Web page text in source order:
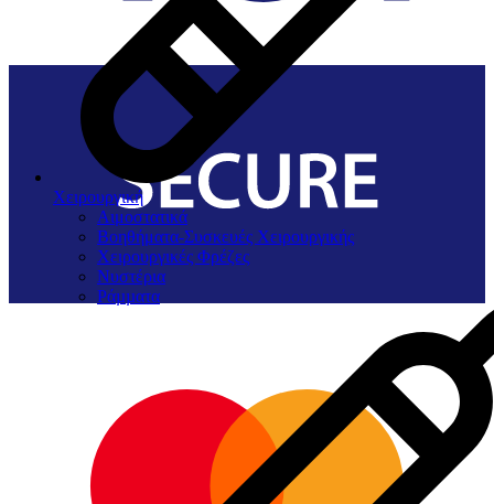
Χειρουργική
Αιμοστατικά
Βοηθήματα-Συσκευές Χειρουργικής
Χειρουργικές Φρέζες
Νυστέρια
Ράµµατα